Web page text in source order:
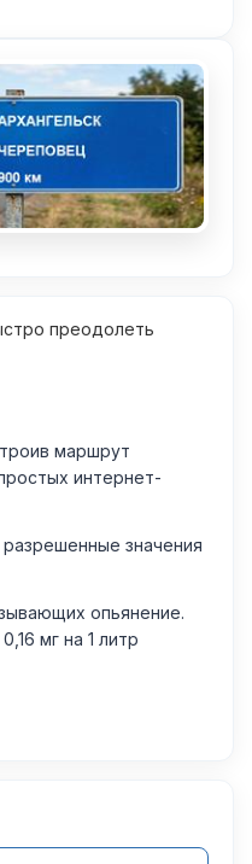
преодолеть
маршрут
интернет-
значения
опьянение.
мг на 1 литр